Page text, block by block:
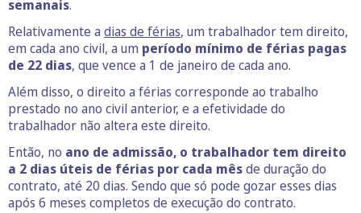
semanais.
Relativamente a dias de férias, um trabalhador tem direito,
em cada ano civil, a um período mínimo de férias pagas
de 22 dias, que vence a 1 de janeiro de cada ano.
Além disso, o direito a férias corresponde ao trabalho
prestado no ano civil anterior, e a efetividade do
trabalhador não altera este direito.
Então, no ano de admissão, o trabalhador tem direito
a 2 dias úteis de férias por cada mêsde duração do
contrato, até 20 dias. Sendo que só pode gozar esses dias
após 6 meses completos de execução do contrato.